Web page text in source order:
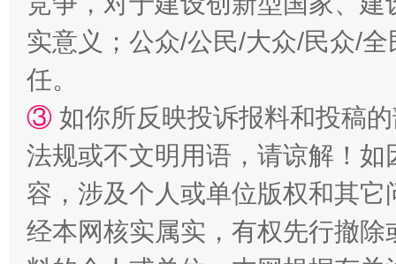
招工难、用工荒背后
实意义；公众/公民/大众/民众/
任。
③ 如你所反映投诉报料和投稿
法规或不文明用语，请谅解！
容，涉及个人或单位版权和其它
经本网核实属实，有权先行撤